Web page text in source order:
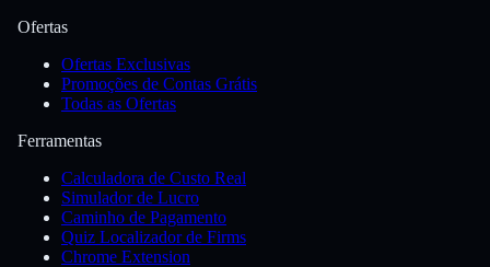
Ofertas
Ofertas Exclusivas
Promoções de Contas Grátis
Todas as Ofertas
Ferramentas
Calculadora de Custo Real
Simulador de Lucro
Caminho de Pagamento
Quiz Localizador de Firms
Chrome Extension